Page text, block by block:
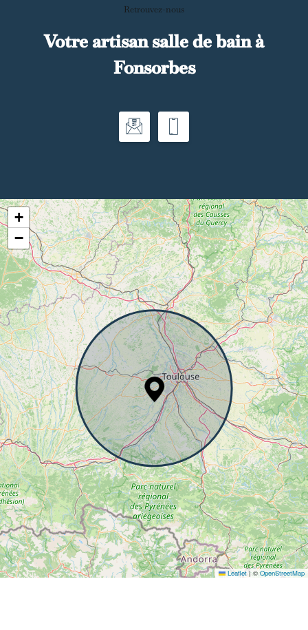
Retrouvez-nous
Votre artisan salle de bain à
Fonsorbes
+
−
Leaflet |©OpenStreetMap